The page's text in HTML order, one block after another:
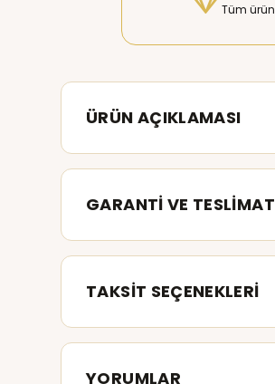
Tüm
ÜRÜN AÇIKLAMASI
GARANTİ VE TESLİMAT
TAKSİT SEÇENEKLERİ
YORUMLAR